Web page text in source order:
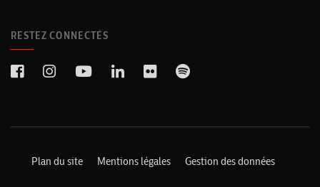
RESTEZ CONNECTÉS
Plan du site Mentions légales Gestion des données